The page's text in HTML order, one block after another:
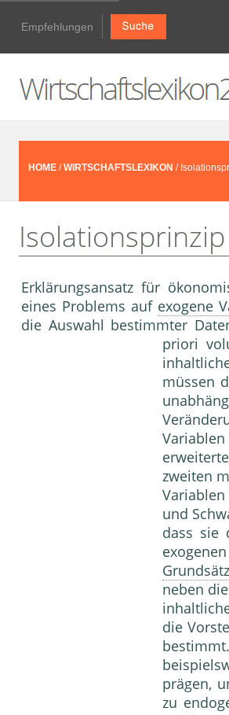
Empfehlungen
HOME /WIRTSCHAFTSLEXIKON /
Isolationsprinzip
Erklärungsansatz für
eines Problems auf exogene
die Auswahl bestimmter
priori
müssen
zweiten
und
dass sie
neben
die
prägen,
zu